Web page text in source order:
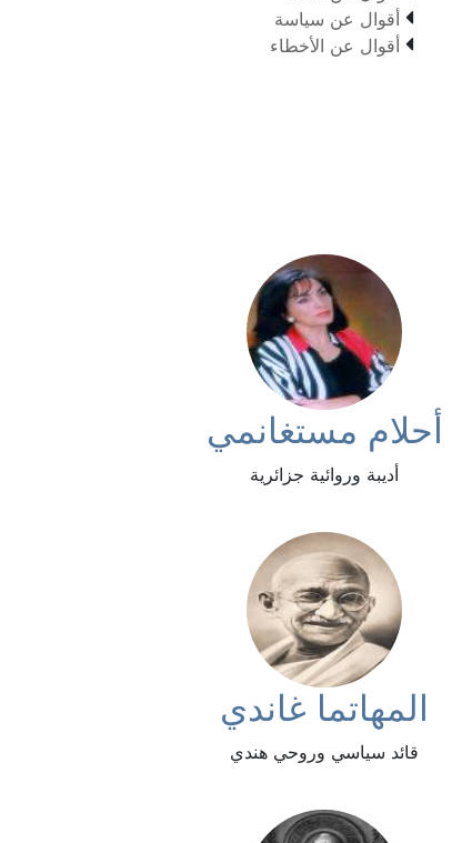
 أقوال عن سياسة
 أقوال عن الأخطاء
أحلام مستغانمي
أديبة وروائية جزائرية
المهاتما غاندي
قائد سياسي وروحي هندي